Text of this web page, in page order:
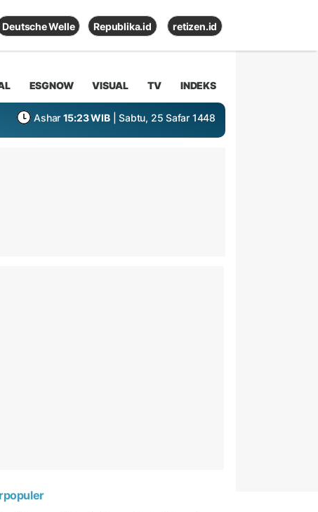
Deutsche Welle Republika.id retizen.id
ESGNOW VISUAL TV INDEKS
Ashar 15:23 WIB | Sabtu, 25 Safar 1448